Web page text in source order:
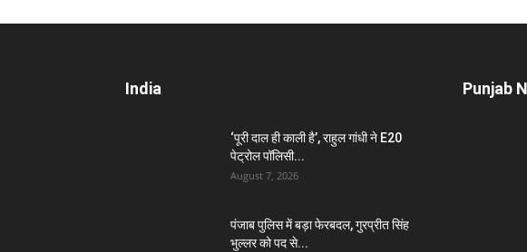
India
‘पूरी दाल ही काली है’, राहुल गांधी ने E20
पेट्रोल पॉलिसी...
August 7, 2026
पंजाब पुलिस में बड़ा फेरबदल, गुरप्रीत सिंह
भुल्लर को पद से...
Punjab